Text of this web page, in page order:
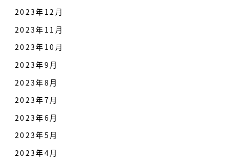
2023年12月
2023年11月
2023年10月
2023年9月
2023年8月
2023年7月
2023年6月
2023年5月
2023年4月